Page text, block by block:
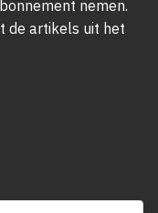
nemen.
de artikels uit het